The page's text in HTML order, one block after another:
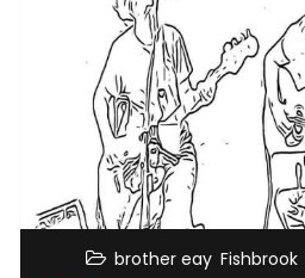
brother eay Fishbrook